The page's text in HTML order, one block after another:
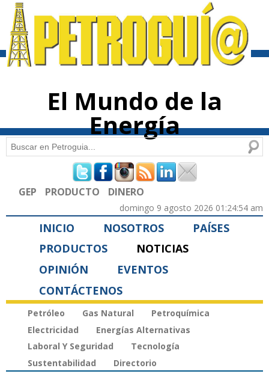
contenido
El Mundo de la
Energía
Formulario de búsqueda
Buscar
GEP PRODUCTO DINERO
domingo 9 agosto 2026 01:24:54 am
INICIO NOSOTROS
PAÍSES
PRODUCTOS
NOTICIAS
OPINIÓN
EVENTOS
CONTÁCTENOS
Petróleo Gas Natural
Petroquímica
Electricidad
Energías Alternativas
Laboral Y Seguridad
Tecnología
Sustentabilidad
Directorio